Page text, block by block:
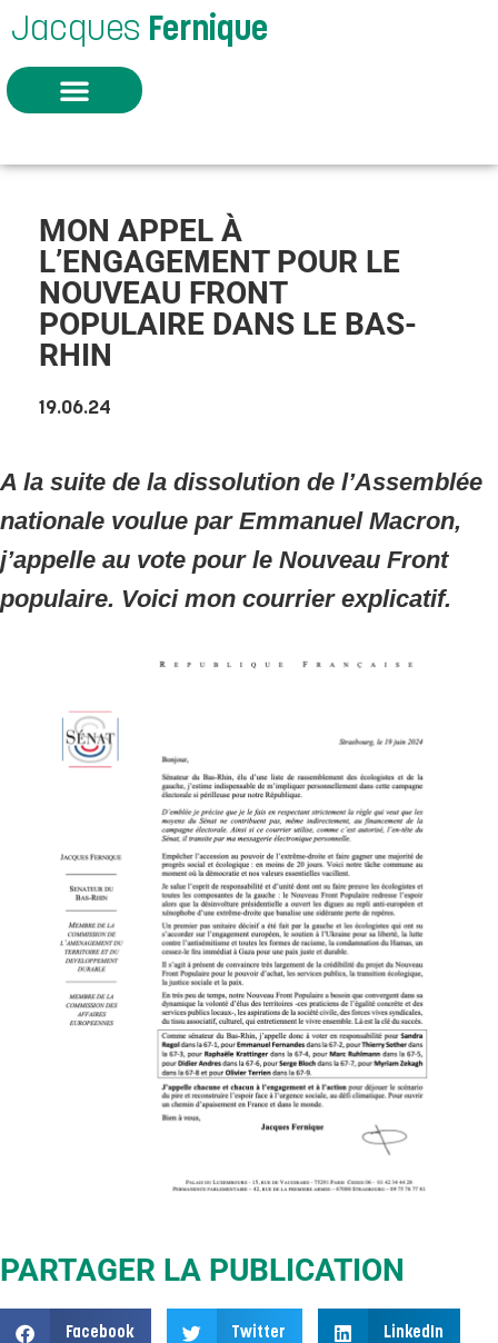
Jacques Fernique
MON APPEL À
L’ENGAGEMENT POUR LE
NOUVEAU FRONT
POPULAIRE DANS LE BAS-
RHIN
19.06.24
A la suite de la dissolution de l’Assemblée
nationale voulue par Emmanuel Macron,
j’appelle au vote pour le Nouveau Front
populaire. Voici mon courrier explicatif.
PARTAGER LA PUBLICATION
Facebook Twitter LinkedIn